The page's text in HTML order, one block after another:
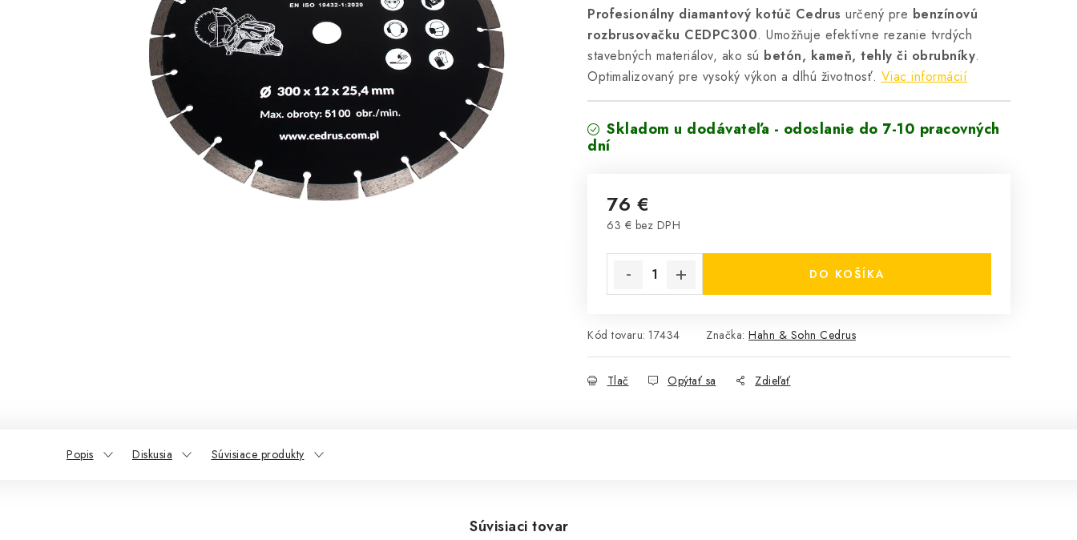
Profesionálny diamantový kotúč Cedrus určený pre benzínovú
rozbrusovačku CEDPC300. Umožňuje efektívne rezanie tvrdých
stavebných materiálov, ako sú betón, kameň, tehly či obrubníky.
Optimalizovaný pre vysoký výkon a dlhú životnosť. Viac informácií
Skladom u dodávateľa - odoslanie do 7-10 pracovných
dní
76 €
63 € bez DPH
DO KOŠÍKA
Kód tovaru: 17434 Značka: Hahn & Sohn Cedrus
Tlač Opýtať sa Zdieľať
Popis Diskusia Súvisiace produkty
Súvisiaci tovar